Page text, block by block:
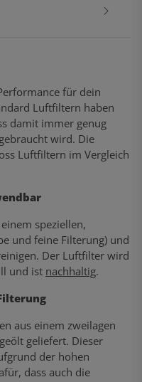
für dein
Luftfiltern haben
damit immer genug
wird. Die
Luftfiltern im Vergleich
speziellen,
und feine Filterung) und
Der Luftfilter wird
und ist nachhaltig.
aus einem zweilagen
geliefert. Dieser
der hohen
dass auch die